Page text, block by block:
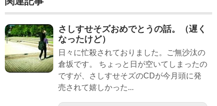
さしすせそズおめでとうの話。（遅く
なったけど）
日々に忙殺されておりました。ご無沙汰の
倉坂です。 ちょっと日が空いてしまったの
ですが、さしすせそズのCDが今月頭に発
売されて嬉しかった...